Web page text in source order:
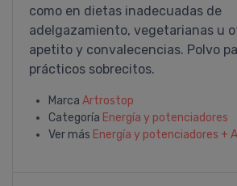
como en dietas inadecuadas de
adelgazamiento, vegetarianas u
apetito y convalecencias. Polvo
prácticos sobrecitos.
Marca Artrostop
Categoría Energí­a y potenciadores
Ver más Energí­a y potenciadores +